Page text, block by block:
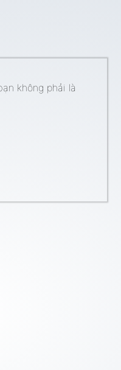
không phải là